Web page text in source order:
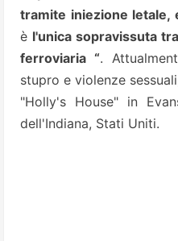
tramite iniezione letale,
è l'unica sopravissuta
ferroviaria “.
stupro e violenze
"Holly's House" in
dell'Indiana, Stati Uniti.